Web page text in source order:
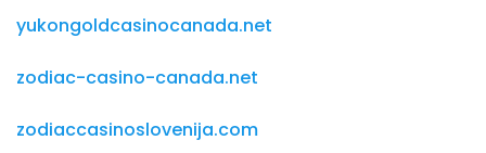
yukongoldcasinocanada.net
zodiac-casino-canada.net
zodiaccasinoslovenija.com